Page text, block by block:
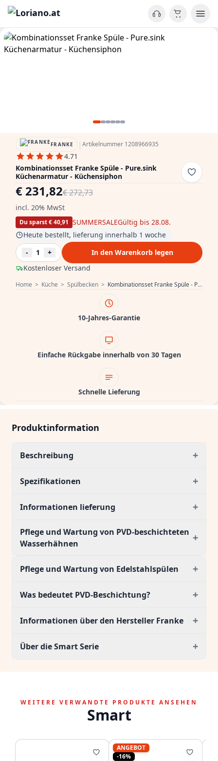
Home > Küche > Spülbecken > Kombinationsset Franke Spüle - Pure.sink Küchenarmatur - Küchensiphon
FRANKE |Artikelnummer 1208966935
4.71
Kombinationsset Franke Spüle - Pure.sink
Küchenarmatur - Küchensiphon
€ 231,82€ 272,73
incl. 20% MwSt
Du sparst € 40,91 SUMMERSALEGültig bis 28.08.
Kostenloser Versand
Heute bestellt, lieferung innerhalb 1 woche
-
1 + In den Warenkorb legen
10-Jahres-Garantie
Einfache Rückgabe innerhalb von 30 Tagen
Schnelle Lieferung
Produktinformation
Beschreibung +
Spezifikationen +
Informationen lieferung +
Pflege und Wartung von PVD-beschichteten
Wasserhähnen
+
Pflege und Wartung von Edelstahlspülen +
Was bedeutet PVD-Beschichtung? +
Informationen über den Hersteller Franke +
Über die Smart Serie +
WEITERE VERWANDTE PRODUKTE ANSEHEN
Smart
ANGEBOT
-16%